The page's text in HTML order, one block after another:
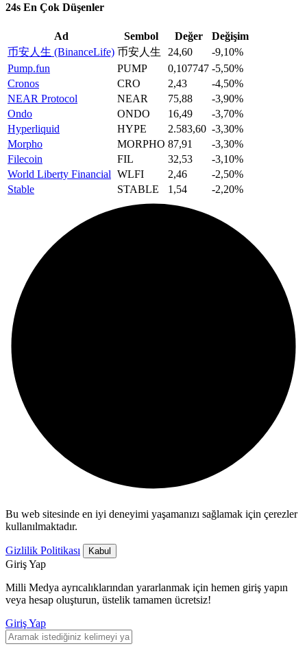
24s En Çok Düşenler
Ad Sembol Değer
Değişim
币安人生 (BinanceLife) 币安人生 24,60
-9,10%
Pump.fun
PUMP 0,107747 -5,50%
Cronos
CRO 2,43
-4,50%
NEAR Protocol
NEAR 75,88
-3,90%
Ondo
ONDO 16,49
-3,70%
Hyperliquid
HYPE 2.583,60 -3,30%
Morpho
MORPHO 87,91
-3,30%
Filecoin
FIL 32,53
-3,10%
World Liberty Financial WLFI 2,46
-2,50%
​​Stable
STABLE 1,54 -2,20%
Bu web sitesinde en iyi deneyimi yaşamanızı sağlamak için çerezler
kullanılmaktadır.
Gizlilik Politikası Kabul
Giriş Yap
Milli Medya ayrıcalıklarından yararlanmak için hemen giriş yapın
veya hesap oluşturun, üstelik tamamen ücretsiz!
Giriş Yap